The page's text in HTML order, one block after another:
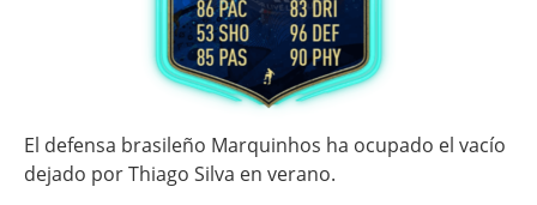
El defensa brasileño Marquinhos ha ocupado el vacío
dejado por Thiago Silva en verano.